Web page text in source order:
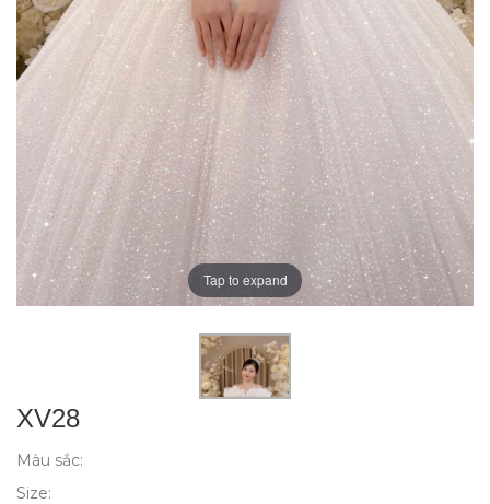
Tap to expand
XV28
Màu sắc:
Size: